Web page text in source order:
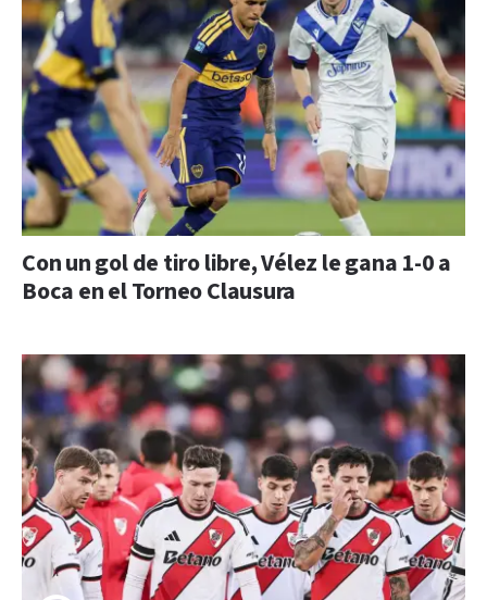
Con un gol de tiro libre, Vélez le gana 1-0 a
Boca en el Torneo Clausura